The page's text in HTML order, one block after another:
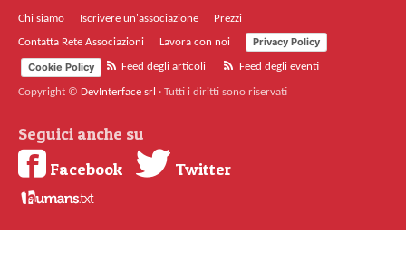
Chi siamo Iscrivere un'associazione
Prezzi
Contatta Rete Associazioni
Lavora con noi
Privacy Policy
Cookie Policy
Feed degli articoli Feed degli eventi
Copyright © DevInterface srl · Tutti i diritti sono riservati
Seguici anche su
Facebook
Twitter